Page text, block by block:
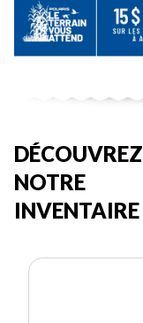
DÉCOUVREZ
NOTRE
INVENTAIRE